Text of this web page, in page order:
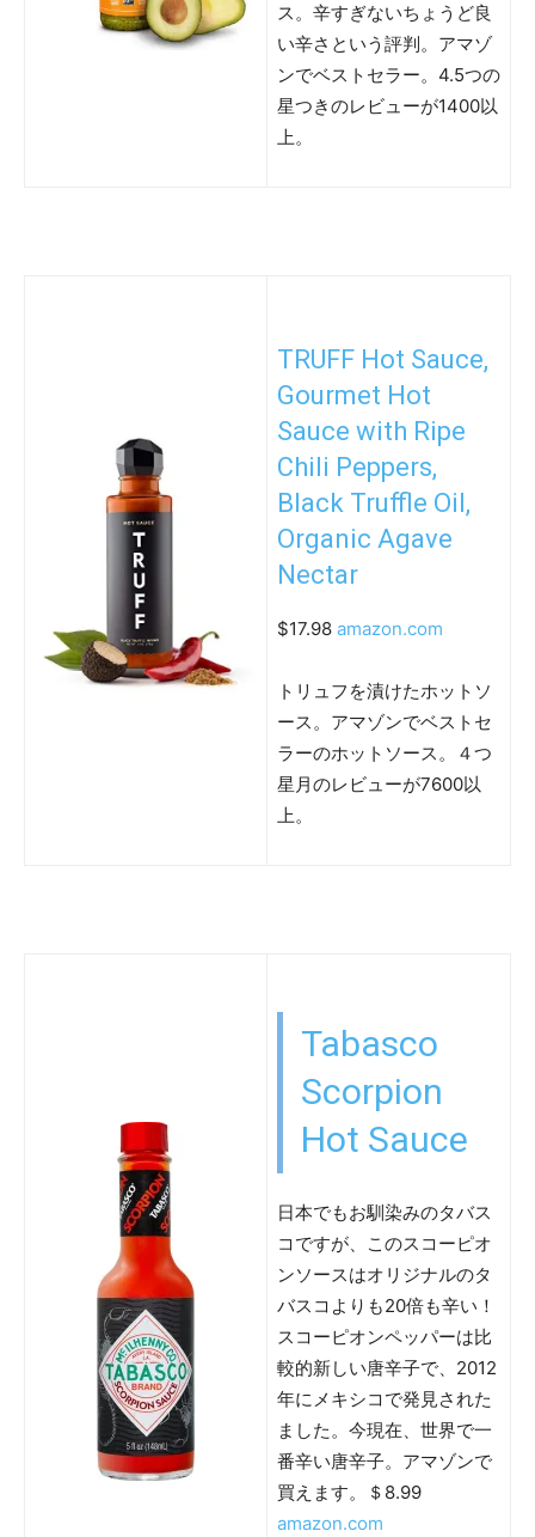
ス。辛すぎないちょうど良
い辛さという評判。アマゾ
ンでベストセラー。4.5つの
星つきのレビューが1400以
上。
TRUFF Hot Sauce,
Gourmet Hot
Sauce with Ripe
Chili Peppers,
Black Truffle Oil,
Organic Agave
Nectar
$17.98 amazon.com
トリュフを漬けたホットソ
ース。アマゾンでベストセ
ラーのホットソース。４つ
星月のレビューが7600以
上。
Tabasco
Scorpion
Hot Sauce
日本でもお馴染みのタバス
コですが、このスコーピオ
ンソースはオリジナルのタ
バスコよりも20倍も辛い！
スコーピオンペッパーは比
較的新しい唐辛子で、2012
年にメキシコで発見された
ました。今現在、世界で一
番辛い唐辛子。アマゾンで
買えます。＄8.99
amazon.com